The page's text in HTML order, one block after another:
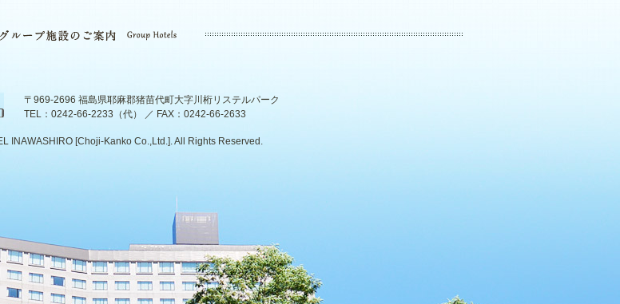
〒969-2696 福島県耶麻郡猪苗代町大字川桁リステルパーク
TEL：0242-66-2233（代） ／ FAX：0242-66-2633
INAWASHIRO [Choji-Kanko Co.,Ltd.]. All Rights Reserved.